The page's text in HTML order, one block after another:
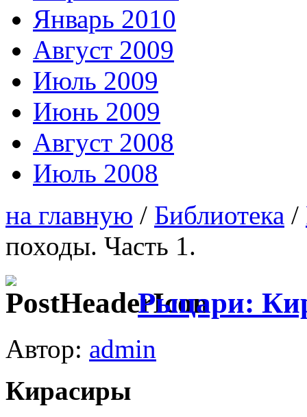
Январь 2010
Август 2009
Июль 2009
Июнь 2009
Август 2008
Июль 2008
на главную / Библиотека /
походы. Часть 1.
Рыцари:
Автор: admin
Кирасиры